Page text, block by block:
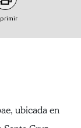
ubicada en